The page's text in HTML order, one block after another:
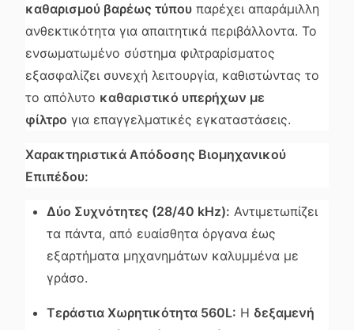
καθαρισμού βαρέως τύπου παρέχει απαράμιλλη
ανθεκτικότητα για απαιτητικά περιβάλλοντα. Το
ενσωματωμένο σύστημα φιλτραρίσματος
εξασφαλίζει συνεχή λειτουργία, καθιστώντας το
το απόλυτο καθαριστικό υπερήχων με
φίλτρο για επαγγελματικές εγκαταστάσεις.
Χαρακτηριστικά Απόδοσης Βιομηχανικού
Επιπέδου:
Δύο Συχνότητες (28/40 kHz): Αντιμετωπίζει
τα πάντα, από ευαίσθητα όργανα έως
εξαρτήματα μηχανημάτων καλυμμένα με
γράσο.
Τεράστια Χωρητικότητα 560L: Η δεξαμενή